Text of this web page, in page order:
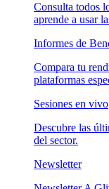
Consulta todos
aprende a usar
Informes de
Compara tu
plataformas
Sesiones en vivo
Descubre las
del sector.
Newsletter